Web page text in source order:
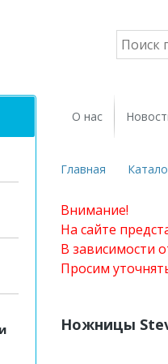
О нас
Главная
Внимание!
На сайте
В зависимости
Просим
Ножницы